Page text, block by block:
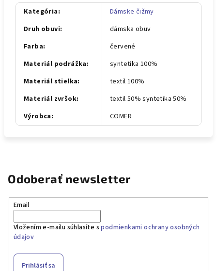
Kategória:
Dámske čižmy
Druh obuvi:
dámska obuv
Farba:
červené
Materiál podrážka:
syntetika 100%
Materiál stielka:
textil 100%
Materiál zvršok:
textil 50% syntetika 50%
Výrobca: COMER
Odoberať newsletter
Email
Vložením e-mailu súhlasíte spodmienkami ochrany osobných
údajov
Prihlásiť sa